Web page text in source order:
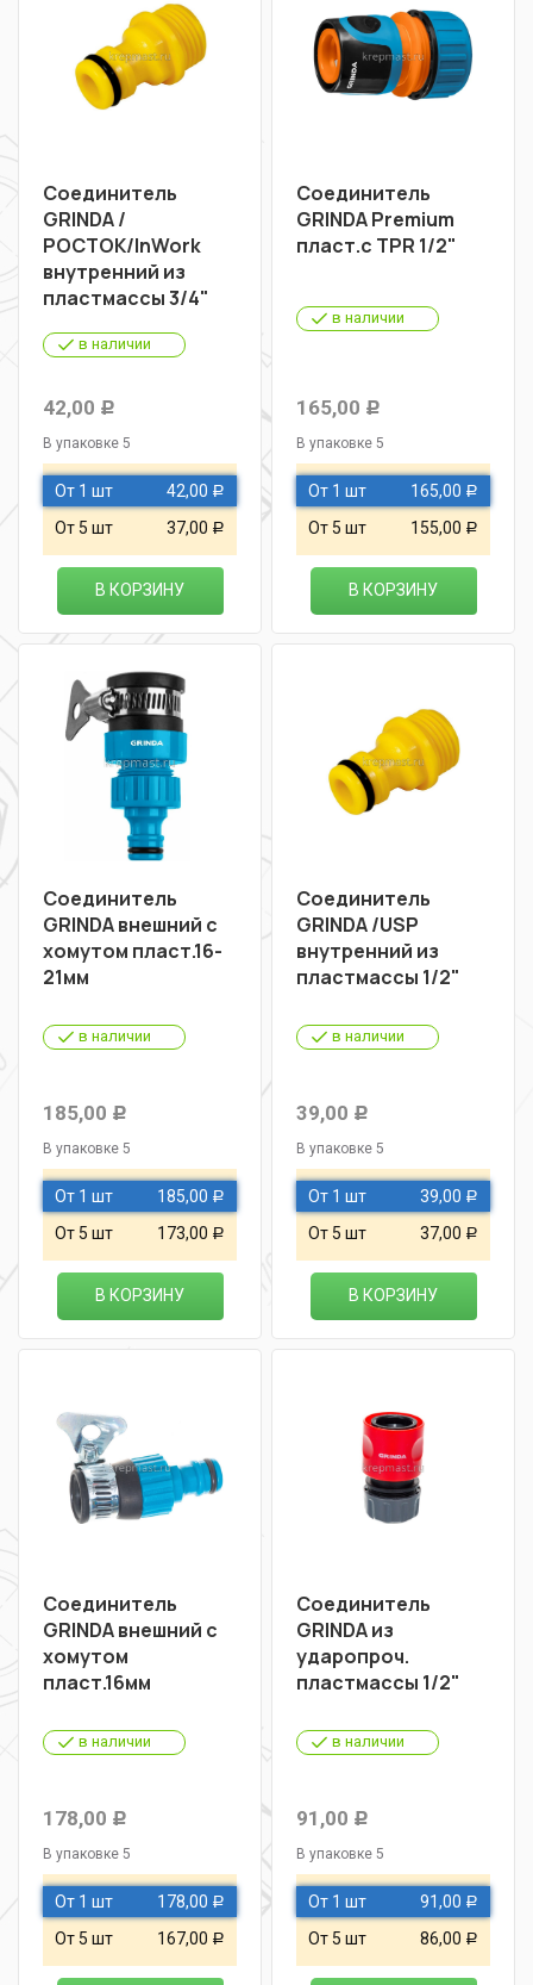
Соединитель
GRINDA /
РОСТОК/InWork
внутренний из
пластмассы 3/4"
в наличии
42,00 Р
В упаковке 5
От 1 шт 42,00 Р
От 5 шт 37,00 Р
В КОРЗИНУ
Соединитель
GRINDA Premium
пласт.с TPR 1/2"
в наличии
165,00 Р
В упаковке 5
От 1 шт 165,00 Р
От 5 шт 155,00 Р
В КОРЗИНУ
Соединитель
GRINDA внешний с
хомутом пласт.16-
21мм
в наличии
185,00 Р
В упаковке 5
От 1 шт 185,00 Р
От 5 шт 173,00 Р
В КОРЗИНУ
Соединитель
GRINDA /USP
внутренний из
пластмассы 1/2"
в наличии
39,00 Р
В упаковке 5
От 1 шт 39,00 Р
От 5 шт 37,00 Р
В КОРЗИНУ
Соединитель
GRINDA внешний с
хомутом
пласт.16мм
в наличии
178,00 Р
В упаковке 5
От 1 шт 178,00 Р
От 5 шт 167,00 Р
Соединитель
GRINDA из
ударопроч.
пластмассы 1/2"
в наличии
91,00 Р
В упаковке 5
От 1 шт 91,00 Р
От 5 шт 86,00 Р